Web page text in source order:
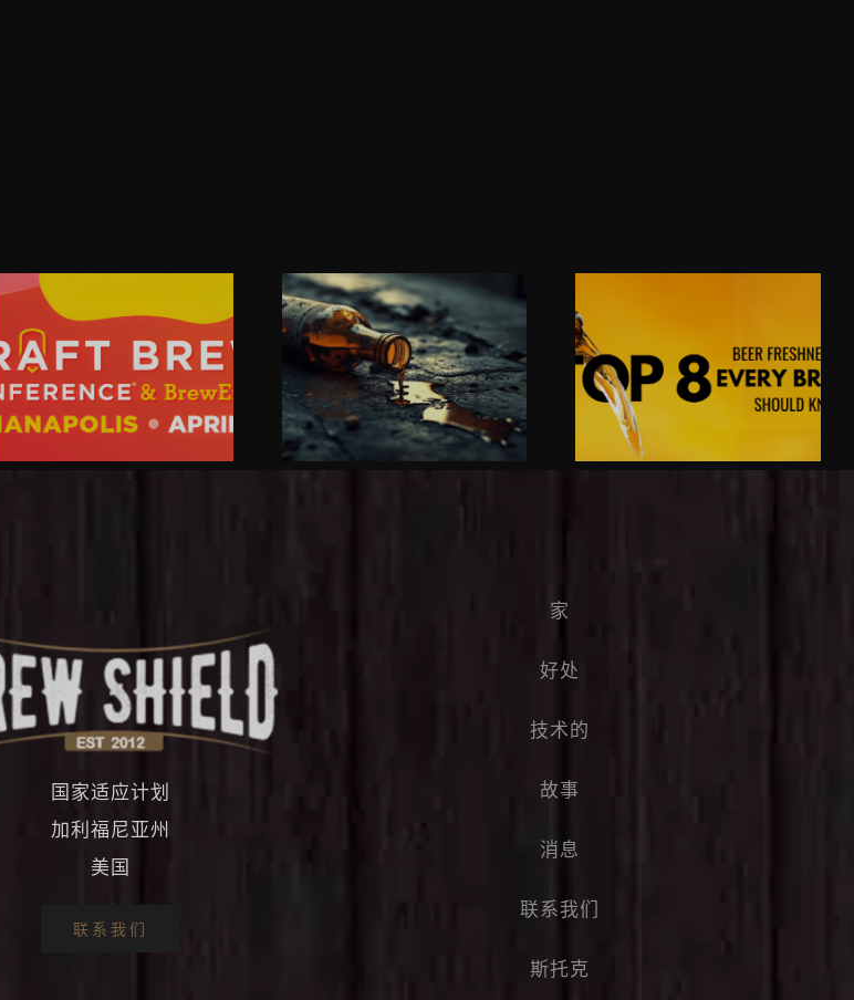
国家适应计划
加利福尼亚州
美国
联系我们
家
好处
技术的
故事
消息
联系我们
斯托克